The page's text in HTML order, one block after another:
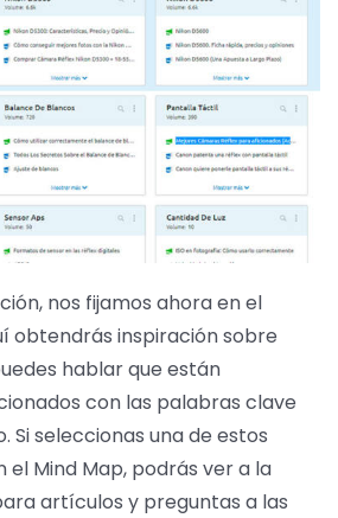
nos fijamos ahora en el
obtendrás inspiración sobre
hablar que están
con las palabras clave
Si seleccionas una de estos
el Mind Map, podrás ver a la
artículos y preguntas a las